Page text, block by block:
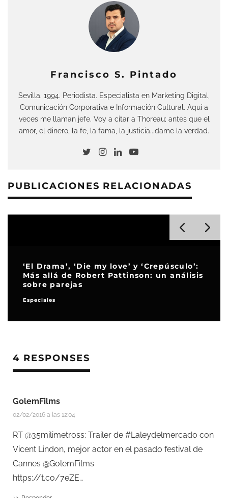
Francisco S. Pintado
Sevilla. 1994. Periodista. Especialista en Marketing Digital,
Comunicación Corporativa e Información Cultural. Aquí a
veces me llaman jefe. Voy a citar a Thoreau; antes que el
amor, el dinero, la fe, la fama, la justicia...dame la verdad.
PUBLICACIONES RELACIONADAS
‘El Drama’, ‘Die my love’ y ‘Crepúsculo’:
Más allá de Robert Pattinson: un análisis
sobre parejas
Especiales
4 RESPONSES
GolemFilms
02/02/2016 a las 12:04
RT @35milimetross: Trailer de #Laleydelmercado con
Vicent Lindon, mejor actor en el pasado festival de
Cannes @GolemFilms
https://t.co/7eZE…